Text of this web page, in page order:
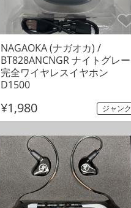
NAGAOKA (ナガオカ) /
BT828ANCNGR ナイトグレー
完全ワイヤレスイヤホン
D1500
¥1,980 ジャンク